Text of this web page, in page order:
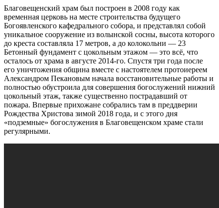
Благовещенский храм был построен в 2008 году как
временная церковь на месте строительства будущего
Богоявленского кафедрального собора, и представлял собой
уникальное сооружение из волынской сосны, высота которого
до креста составляла 17 метров, а до колокольни — 23
Бетонный фундамент с цокольным этажом — это всё, что
осталось от храма в августе 2014-го. Спустя три года после
его уничтожения община вместе с настоятелем протоиереем
Александром Пекановым начала восстановительные работы и
полностью обустроила для совершения богослужений нижний
цокольный этаж, также существенно пострадавший от
пожара. Впервые прихожане собрались там в преддверии
Рождества Христова зимой 2018 года, и с этого дня
«подземные» богослужения в Благовещенском храме стали
регулярными.